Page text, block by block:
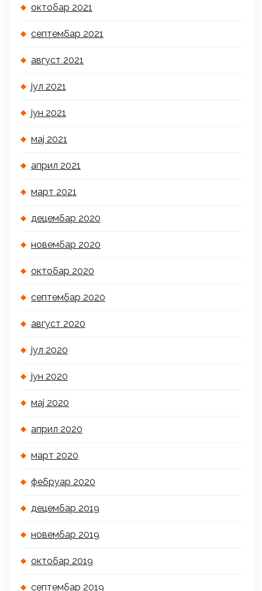
октобар 2021
септембар 2021
август 2021
јул 2021
јун 2021
мај 2021
април 2021
март 2021
децембар 2020
новембар 2020
октобар 2020
септембар 2020
август 2020
јул 2020
јун 2020
мај 2020
април 2020
март 2020
фебруар 2020
децембар 2019
новембар 2019
октобар 2019
септембар 2019